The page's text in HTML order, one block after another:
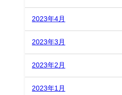
2023年4月
2023年3月
2023年2月
2023年1月